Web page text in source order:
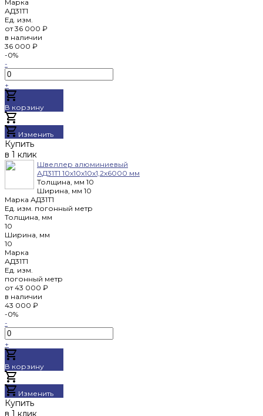
Марка
АД31Т1
Ед. изм.
от 36 000 ₽
в наличии
36 000 ₽
-0%
-
+
В корзину
Изменить
Купить
в 1 клик
Швеллер алюминиевый
АД31Т1 10х10х10х1,2х6000 мм
Толщина, мм 10
Ширина, мм 10
Марка АД31Т1
Ед. изм. погонный метр
Толщина, мм
10
Ширина, мм
10
Марка
АД31Т1
Ед. изм.
погонный метр
от 43 000 ₽
в наличии
43 000 ₽
-0%
-
+
В корзину
Изменить
Купить
в 1 клик